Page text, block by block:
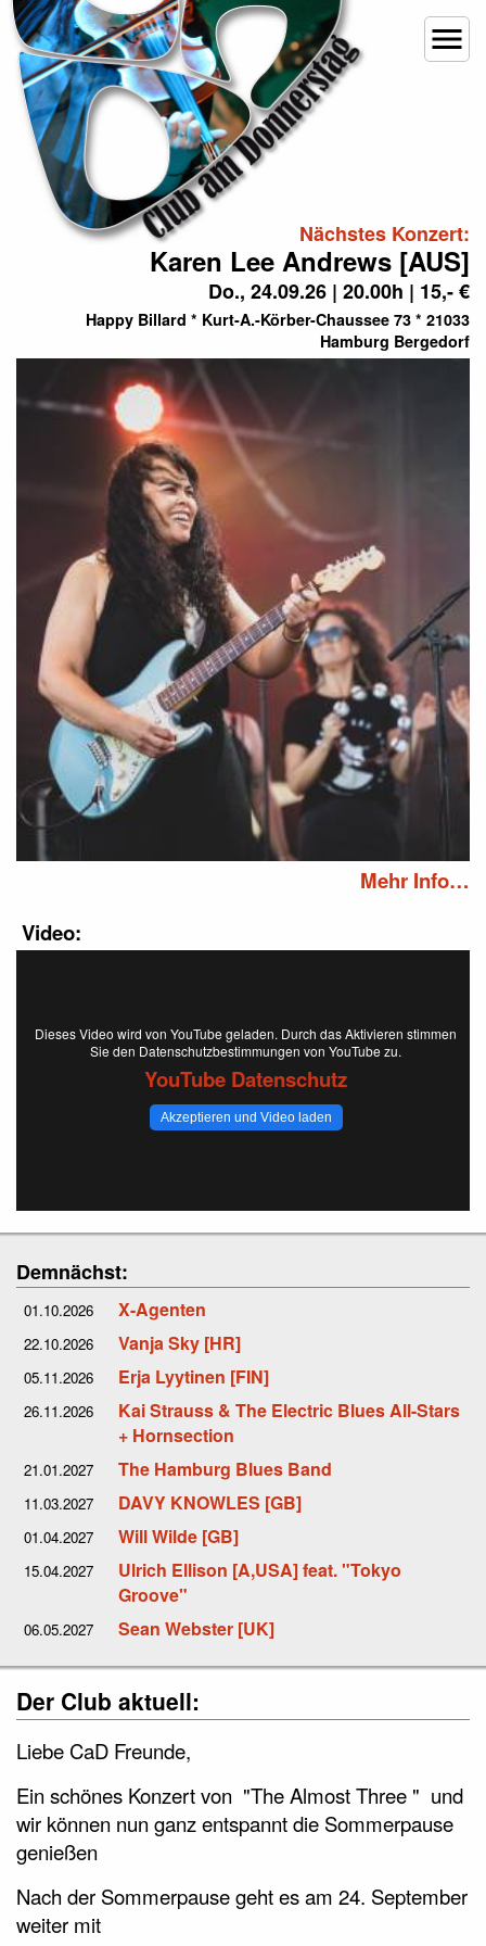
menu
Nächstes Konzert:
Karen Lee Andrews [AUS]
Do., 24.09.26 | 20.00h | 15,- €
Happy Billard * Kurt-A.-Körber-Chaussee 73 * 21033
Hamburg Bergedorf
Mehr Info…
Video:
Dieses Video wird von YouTube geladen. Durch das Aktivieren stimmen
Sie den Datenschutzbestimmungen von YouTube zu.
YouTube Datenschutz
Akzeptieren und Video laden
Demnächst:
01.10.2026 X-Agenten
22.10.2026 Vanja Sky [HR]
05.11.2026 Erja Lyytinen [FIN]
26.11.2026
Kai Strauss & The Electric Blues All-Stars
+ Hornsection
21.01.2027 The Hamburg Blues Band
11.03.2027 DAVY KNOWLES [GB]
01.04.2027 Will Wilde [GB]
15.04.2027
Ulrich Ellison [A,USA] feat. "Tokyo
Groove"
06.05.2027 Sean Webster [UK]
Der Club aktuell:
Liebe CaD Freunde,
Ein schönes Konzert von "The Almost Three " und
wir können nun ganz entspannt die Sommerpause
genießen
Nach der Sommerpause geht es am 24. September
weiter mit